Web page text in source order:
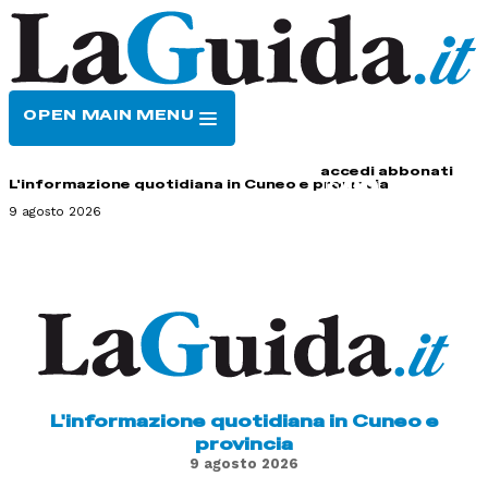
OPEN MAIN MENU
accedi abbonati
L'informazione quotidiana in Cuneo e provincia
9 agosto 2026
L'informazione quotidiana in Cuneo e
provincia
9 agosto 2026